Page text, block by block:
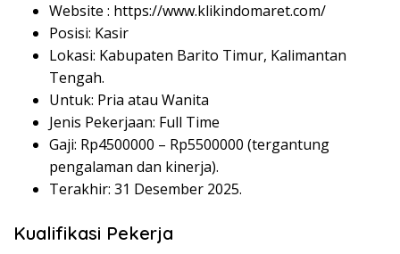
Website : https://www.klikindomaret.com/
Posisi: Kasir
Lokasi: Kabupaten Barito Timur, Kalimantan
Tengah.
Untuk: Pria atau Wanita
Jenis Pekerjaan: Full Time
Gaji: Rp4500000 – Rp5500000 (tergantung
pengalaman dan kinerja).
Terakhir: 31 Desember 2025.
Kualifikasi Pekerja